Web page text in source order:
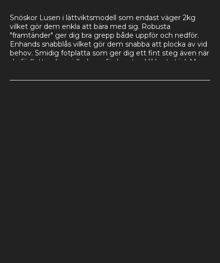
Snöskor Lusen i lättviktsmodell som endast väger 2kg
vilket gör dem enkla att bära med sig. Robusta
"framtänder" ger dig bra grepp både uppför och nedför.
Enhands snabblås vilket gör dem snabba att plocka av vid
behov. Smidig fotplatta som ger dig ett fint steg även när
du förflyttar dig i sidled upp för branter. Vikbart stöd. Max
36 - 47. Strl. 62 - 22 cm.